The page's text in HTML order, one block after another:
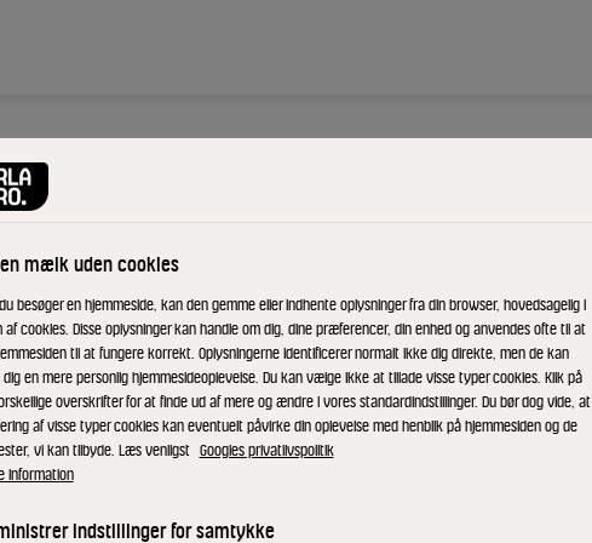
Det er
og oplev at
Spis denne
eller
at
mælk uden cookies
besøger en hjemmeside, kan den gemme eller indhente oplysninger fra din browser, hovedsagelig i
af cookies. Disse oplysninger kan handle om dig, dine præferencer, din enhed og anvendes ofte til at
til at fungere korrekt. Oplysningerne identificerer normalt ikke dig direkte, men de kan
dig en mere personlig hjemmesideoplevelse. Du kan vælge ikke at tillade visse typer cookies. Klik på
overskrifter for at finde ud af mere og ændre i vores standardindstillinger. Du bør dog vide, at
af visse typer cookies kan eventuelt påvirke din oplevelse med henblik på hjemmesiden og de
vi kan tilbyde. Læs venligst Googles privatlivspolitik
information
indstillinger for samtykke